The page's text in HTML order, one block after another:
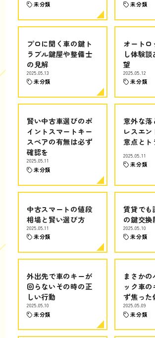
未分類 未分類
プロに聞く車の鍵ト
ラブル鍵屋や整備士
の見解
2025.05.13
未分類
オートロ
し体験
望
2025.05.12
未分類
賢い中古車選びのポ
イントスマートキー
スペアの有無は必ず
確認を
2025.05.11
未分類
意外な落
レスエ
意点とト
2025.05.11
未分類
中古スマートの値段
相場と賢い選び方
2025.05.11
未分類
賃貸でも
の鍵交換
2025.05.10
未分類
外出先で車のキーが
回らないその時の正
しい行動
2025.05.10
未分類
まさか
ック車
ず焦った
2025.05.09
未分類